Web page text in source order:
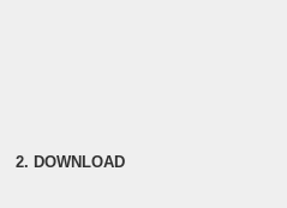
2. DOWNLOAD